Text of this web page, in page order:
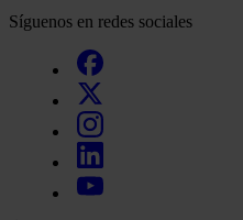
Síguenos en redes sociales